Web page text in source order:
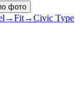
фото
→Fit→Civic Type